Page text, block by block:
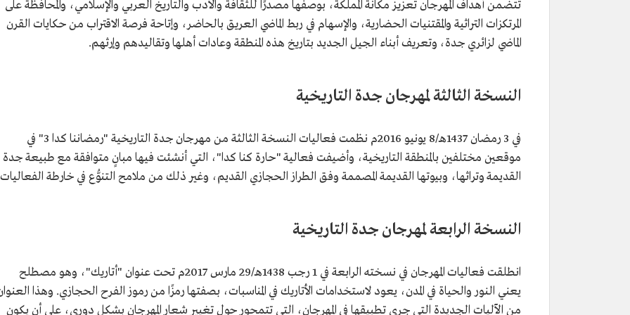
تتضمن أهداف المهرجان تعزيز مكانة المملكة، بوصفها مصدرًا للثقافة والأدب والتاريخ العربي والإسلامي، والمحافظة على
المرتكزات التراثية والمقتنيات الحضارية، والإسهام في ربط الماضي العريق بالحاضر، وإتاحة فرصة الاقتراب من حكايات القرن
الماضي لزائري جدة، وتعريف أبناء الجيل الجديد بتاريخ هذه المنطقة وعادات أهلها وتقاليدهم وإرثهم.
النسخة الثالثة لمهرجان جدة التاريخية
في 3 رمضان 1437هـ/8 يونيو 2016م نظمت فعاليات النسخة الثالثة من مهرجان جدة التاريخية "رمضاننا كدا 3" في
موقعين مختلفين بالمنطقة التاريخية، وأضيفت فعالية "حارة كنا كدا"، التي أنشئت فيها مبانٍ متوافقة مع طبيعة جدة
القديمة وتراثها، وبيوتها القديمة المصممة وفق الطراز الحجازي القديم، وغير ذلك من ملامح التنوُّع في خارطة
النسخة الرابعة لمهرجان جدة التاريخية
انطلقت فعاليات المهرجان في نسخته الرابعة في 1 رجب 1438هـ/29 مارس 2017م تحت عنوان "أتاريك"، وهو مصطلح
يعني النور والحياة في المدن، يعود لاستخدامات الأتاريك في المناسبات، بصفتها رمزًا من رموز الفرح الحجازي. وهذا
من الآليات الجديدة التي جرى تطبيقها في المهرجان، التي تتمحور حول تغيير شعار المهرجان بشكل دوري، على أن يكون